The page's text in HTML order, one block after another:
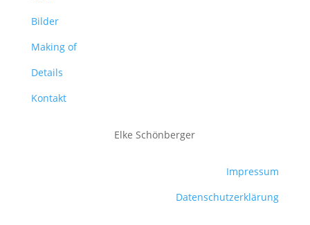
Bilder
Making of
Details
Kontakt
Elke Schönberger
Impressum
Datenschutzerklärung